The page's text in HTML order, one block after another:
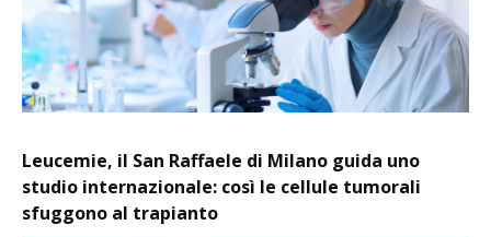
Leucemie, il San Raffaele di Milano guida uno
studio internazionale: così le cellule tumorali
sfuggono al trapianto